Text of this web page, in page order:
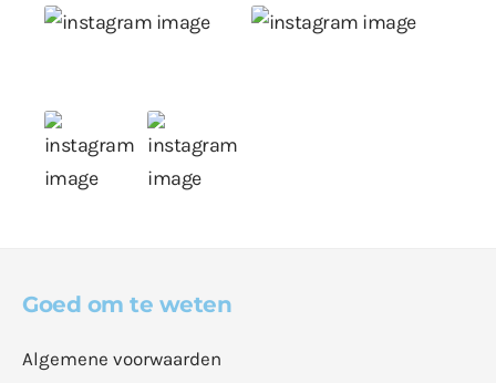
Goed om te weten
Algemene voorwaarden